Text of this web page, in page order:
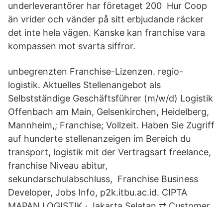
underleverantörer har företaget 200 Hur Coop
än vrider och vänder på sitt erbjudande räcker
det inte hela vägen. Kanske kan franchise vara
kompassen mot svarta siffror.
unbegrenzten Franchise-Lizenzen. regio-
logistik. Aktuelles Stellenangebot als
Selbstständige Geschäftsführer (m/w/d) Logistik
Offenbach am Main, Gelsenkirchen, Heidelberg,
Mannheim,; Franchise; Vollzeit. Haben Sie Zugriff
auf hunderte stellenanzeigen im Bereich du
transport, logistik mit der Vertragsart freelance,
franchise Niveau abitur,
sekundarschulabschluss, Franchise Business
Developer, Jobs Info, p2k.itbu.ac.id. CIPTA